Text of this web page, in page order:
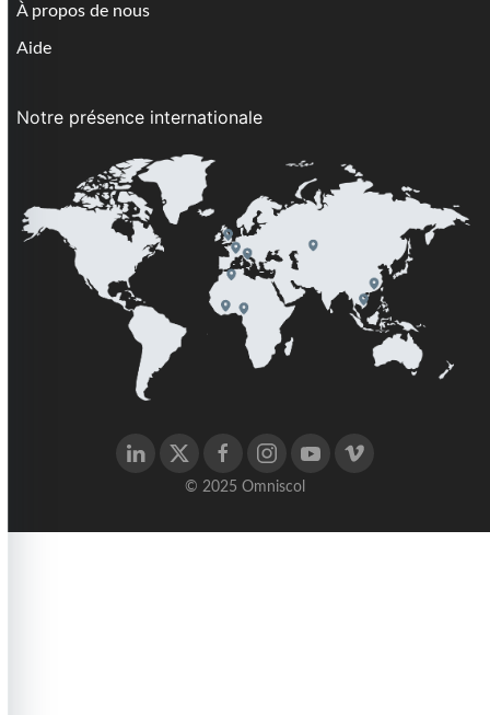
À propos de nous
Aide
Notre présence internationale
© 2025 Omniscol